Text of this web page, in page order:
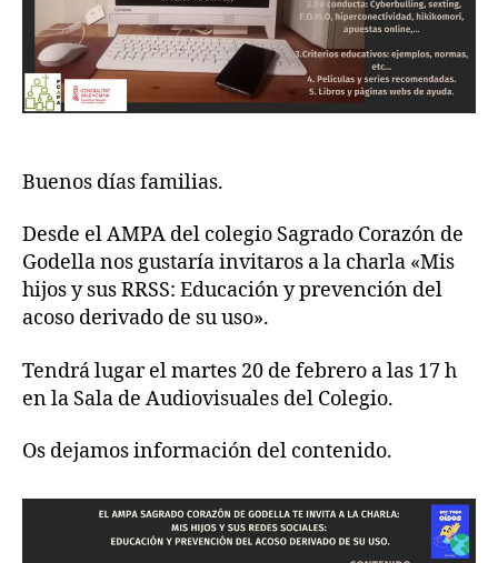
Buenos días familias.
Desde el AMPA del colegio Sagrado Corazón de
Godella nos gustaría invitaros a la charla «Mis
hijos y sus RRSS: Educación y prevención del
acoso derivado de su uso».
Tendrá lugar el martes 20 de febrero a las 17 h
en la Sala de Audiovisuales del Colegio.
Os dejamos información del contenido.